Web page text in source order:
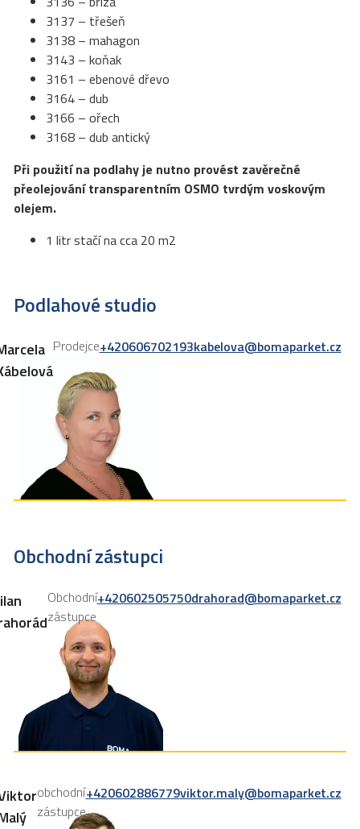
3137 – třešeň
3138 – mahagon
3143 – koňak
3161 – ebenové dřevo
3164 – dub
3166 – ořech
3168 – dub antický
Při použití na podlahy je nutno provést zavěrečné
přeolejování transparentním OSMO tvrdým voskovým
olejem.
1 litr stačí na cca 20 m2
Podlahové studio
Prodejce+420606702193kabelova@bomaparket.cz
Obchodní zástupci
Obchodní
zástupce
+420602505750drahorad@bomaparket.cz
obchodní
zástupce
+420602886779viktor.maly@bomaparket.cz